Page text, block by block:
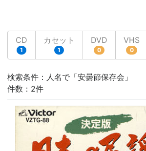
CD
1
カセット
1
DVD
0
VHS
0
検索条件：人名で「安曇節保存会」
件数：2件